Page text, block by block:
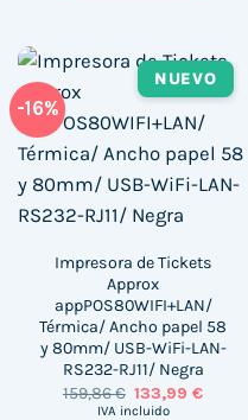
-16%
NUEVO
Impresora de Tickets
Approx
appPOS80WIFI+LAN/
Térmica/ Ancho papel 58
y 80mm/ USB-WiFi-LAN-
RS232-RJ11/ Negra
159,86€ El
precio
133,99€El
IVA incluido